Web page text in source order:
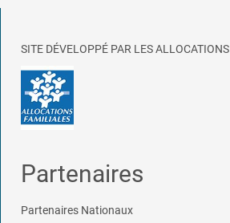
SITE DÉVELOPPÉ PAR LES
Partenaires
Partenaires Nationaux